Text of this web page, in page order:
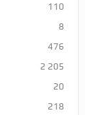
110
8
476
2 205
20
218